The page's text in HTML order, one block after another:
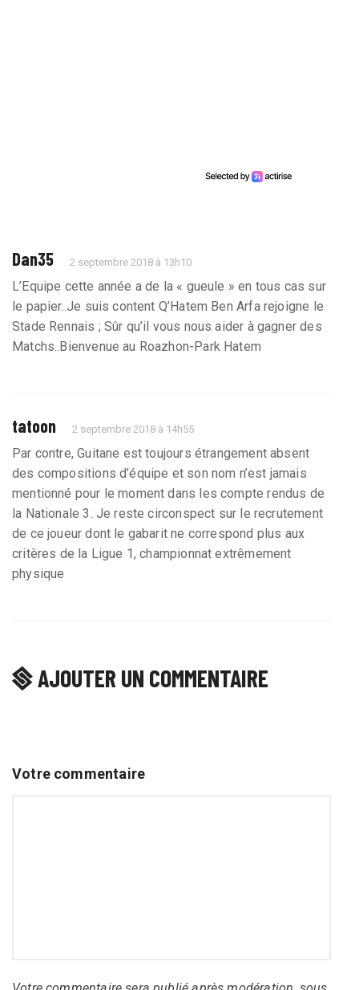
Dan35 2 septembre 2018 à 13h10
L’Equipe cette année a de la « gueule » en tous cas sur
le papier..Je suis content Q’Hatem Ben Arfa rejoigne le
Stade Rennais ; Sûr qu’il vous nous aider à gagner des
Matchs..Bienvenue au Roazhon-Park Hatem
tatoon 2 septembre 2018 à 14h55
Par contre, Guitane est toujours étrangement absent
des compositions d’équipe et son nom n’est jamais
mentionné pour le moment dans les compte rendus de
la Nationale 3. Je reste circonspect sur le recrutement
de ce joueur dont le gabarit ne correspond plus aux
critères de la Ligue 1, championnat extrêmement
physique
AJOUTER UN COMMENTAIRE
Votre commentaire